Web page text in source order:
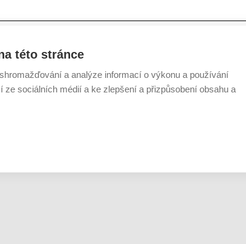
této stránce
a analýze informací o výkonu a používání
ze sociálních médií a ke zlepšení a přizpůsobení obsahu a